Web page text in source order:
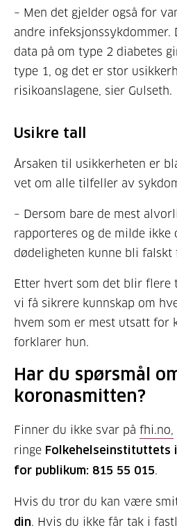
– Men det gjelder også for
andre infeksjonssykdommer.
data på om type 2 diabetes
type 1, og det er stor
risikoanslagene, sier Gulseth.
Usikre tall
Årsaken til usikkerheten er
vet om alle tilfeller av
– Dersom bare de mest
rapporteres og de milde ikke
dødeligheten kunne bli falskt
Etter hvert som det blir
vi få sikrere kunnskap om
hvem som er mest utsatt for
forklarer hun.
Har du spørsmål
koronasmitten?
Finner du ikke svar på fhi.no,
ringe Folkehelseinstituttets
for publikum: 815 55 015
Hvis du tror du kan være
din . Hvis du ikke får tak i